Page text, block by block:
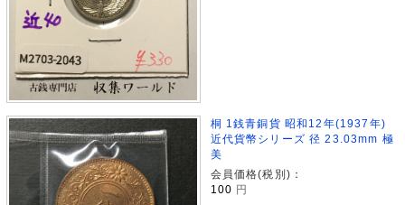
桐 1銭青銅貨 昭和12年(1937年)
近代貨幣シリーズ 径 23.03mm 極
美
会員価格(税別)：
100 円